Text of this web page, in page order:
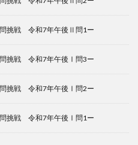
問挑戦 令和7年午後Ⅱ問1ー
問挑戦 令和7年午後Ⅰ問3ー
問挑戦 令和7年午後Ⅰ問2ー
問挑戦 令和7年午後Ⅰ問1ー